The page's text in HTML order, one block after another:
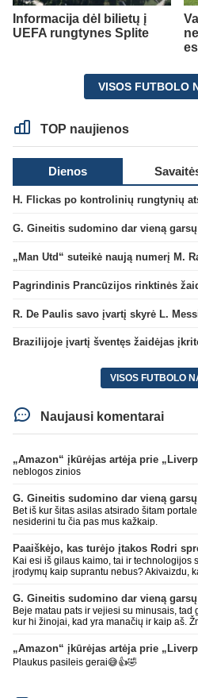
Informacija dėl bilietų į
UEFA rungtynes Splite
VISOS FUTBOLO
TOP naujienos
Dienos
H. Flickas po kontrolinių rungtynių
G. Gineitis sudomino dar vieną
„Man Utd“ suteikė naują numerį M.
R. De Paulis savo įvartį skyrė L.
VISOS FUTBOLO
Naujausi komentarai
neblogos zinios
G. Gineitis sudomino dar vieną
Bet iš kur šitas asilas atsirado šitam
nesiderini tu čia pas mus kažkaip.
Kai esi iš gilaus kaimo, tai ir technologijos
įrodymų kaip suprantu nebus? Akivaizdu,
G. Gineitis sudomino dar vieną
Beje matau pats ir vejiesi su minusais,
kur hi žinojai, kad yra manačių ir kaip aš.
džiaugis manusais. Bienas su AI bendrauja kitam užtenka iki pilnos
kelių minusų. Kokie tie Real fanai menki.
Plaukus pasileis gerai😅👍🤣